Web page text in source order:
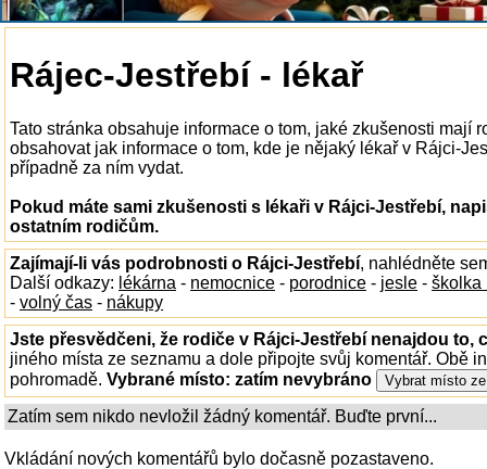
Rájec-Jestřebí - lékař
Tato stránka obsahuje informace o tom, jaké zkušenosti mají
obsahovat jak informace o tom, kde je nějaký lékař v Rájci-
případně za ním vydat.
Pokud máte sami zkušenosti s lékaři v Rájci-Jestřebí,
ostatním rodičům.
Zajímají-li vás podrobnosti o Rájci-Jestřebí, nahlédněte
Další odkazy: lékárna - nemocnice - porodnice - jesle - školka
- volný čas - nákupy
Jste přesvědčeni, že rodiče v Rájci-Jestřebí nenajdou to,
jiného místa ze seznamu a dole připojte svůj komentář. Obě
pohromadě. Vybrané místo: zatím nevybráno
Zatím sem nikdo nevložil žádný komentář. Buďte první...
Vkládání nových komentářů bylo dočasně pozastaveno.